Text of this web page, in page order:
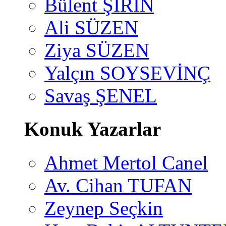
Bülent ŞİRİN
Ali SÜZEN
Ziya SÜZEN
Yalçın SOYSEVİNÇ
Savaş ŞENEL
Konuk Yazarlar
Ahmet Mertol Canel
Av. Cihan TUFAN
Zeynep Seçkin